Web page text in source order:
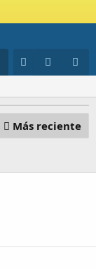
Más reciente